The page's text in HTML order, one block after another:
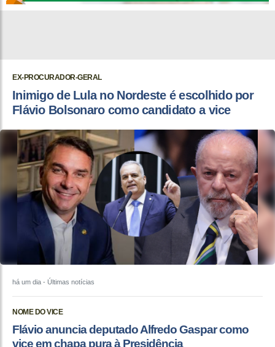
EX-PROCURADOR-GERAL
Inimigo de Lula no Nordeste é escolhido por
Flávio Bolsonaro como candidato a vice
há um dia - Últimas notícias
NOME DO VICE
Flávio anuncia deputado Alfredo Gaspar como
vice em chapa pura à Presidência